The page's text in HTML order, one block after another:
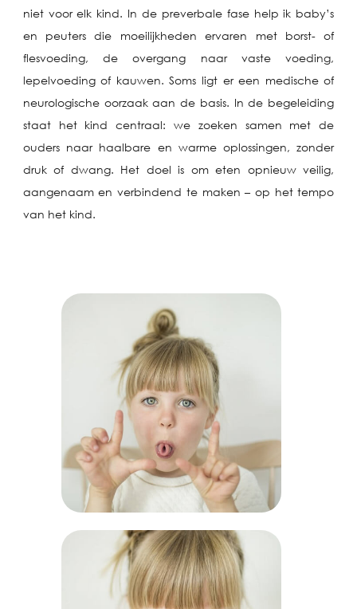
niet voor elk kind. In de preverbale fase help ik baby’s
en peuters die moeilijkheden ervaren met borst- of
flesvoeding, de overgang naar vaste voeding,
lepelvoeding of kauwen. Soms ligt er een medische of
neurologische oorzaak aan de basis. In de begeleiding
staat het kind centraal: we zoeken samen met de
ouders naar haalbare en warme oplossingen, zonder
druk of dwang. Het doel is om eten opnieuw veilig,
aangenaam en verbindend te maken – op het tempo
van het kind.